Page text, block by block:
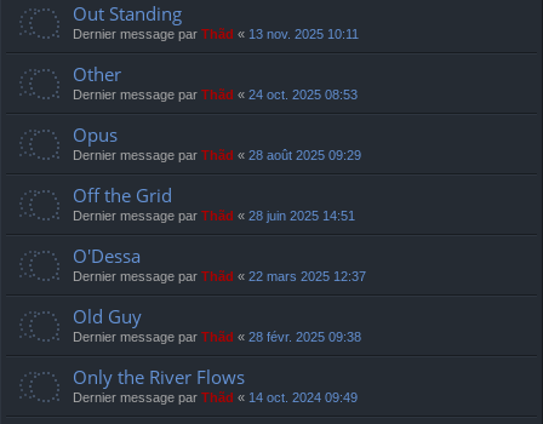
Out Standing
Dernier message par Thãd « 13 nov. 2025 10:11
Other
Dernier message par Thãd « 24 oct. 2025 08:53
Opus
Dernier message par Thãd « 28 août 2025 09:29
Off the Grid
Dernier message par Thãd « 28 juin 2025 14:51
O'Dessa
Dernier message par Thãd « 22 mars 2025 12:37
Old Guy
Dernier message par Thãd « 28 févr. 2025 09:38
Only the River Flows
Dernier message par Thãd « 14 oct. 2024 09:49